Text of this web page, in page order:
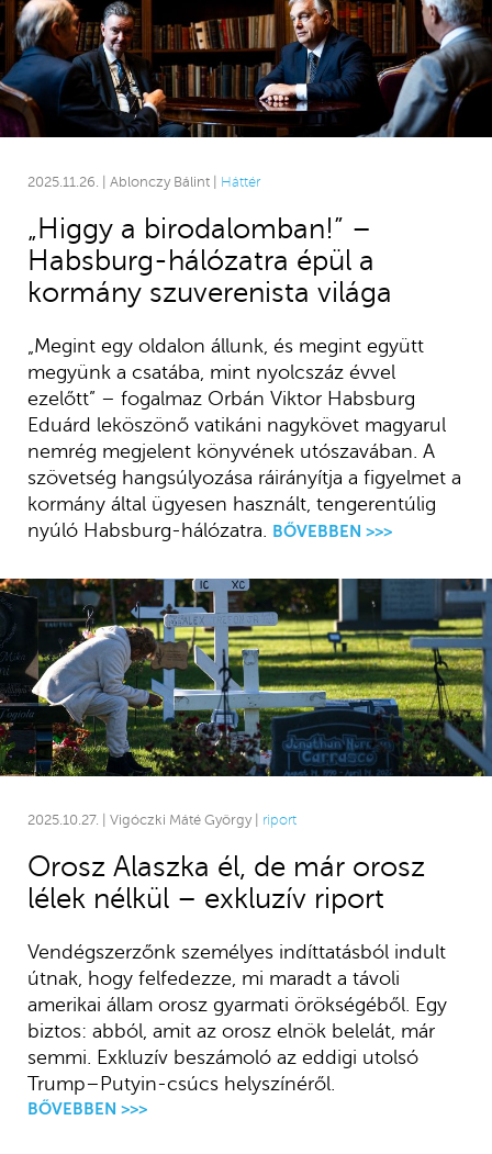
2025.11.26. | Ablonczy Bálint | Háttér
„Higgy a birodalomban!” –
Habsburg-hálózatra épül a
kormány szuverenista világa
„Megint egy oldalon állunk, és megint együtt
megyünk a csatába, mint nyolcszáz évvel
ezelőtt” – fogalmaz Orbán Viktor Habsburg
Eduárd leköszönő vatikáni nagykövet magyarul
nemrég megjelent könyvének utószavában. A
szövetség hangsúlyozása ráirányítja a figyelmet a
kormány által ügyesen használt, tengerentúlig
nyúló Habsburg-hálózatra.
BŐVEBBEN >>>
2025.10.27. | Vigóczki Máté György | riport
Orosz Alaszka él, de már orosz
lélek nélkül – exkluzív riport
Vendégszerzőnk személyes indíttatásból indult
útnak, hogy felfedezze, mi maradt a távoli
amerikai állam orosz gyarmati örökségéből. Egy
biztos: abból, amit az orosz elnök belelát, már
semmi. Exkluzív beszámoló az eddigi utolsó
Trump–Putyin-csúcs helyszínéről.
BŐVEBBEN >>>